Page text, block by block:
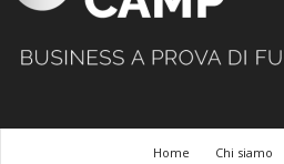
Home Chi siamo